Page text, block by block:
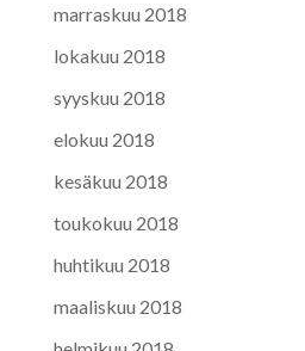
marraskuu 2018
lokakuu 2018
syyskuu 2018
elokuu 2018
kesäkuu 2018
toukokuu 2018
huhtikuu 2018
maaliskuu 2018